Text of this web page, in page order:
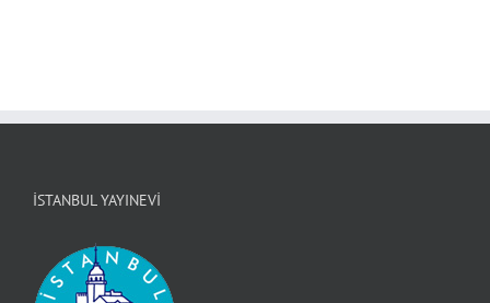
İSTANBUL YAYINEVI